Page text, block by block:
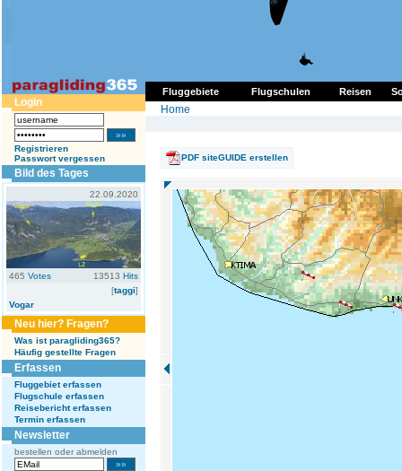
Fluggebiete Flugschulen Reisen
Login
Registrieren
Passwort vergessen
Bild des Tages
22.09.2020
465 Votes 13513 Hits
[taggi]
Vogar
Neu hier? Fragen?
Was ist paragliding365?
Häufig gestellte Fragen
Erfassen
Fluggebiet erfassen
Flugschule erfassen
Reisebericht erfassen
Termin erfassen
Newsletter
bestellen oder abmelden
Home
PDF siteGUIDE erstellen